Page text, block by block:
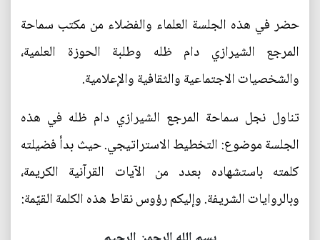
حضر في هذه الجلسة العلماء والفضلاء من مكتب سماحة
المرجع الشيرازي دام ظله وطلبة الحوزة العلمية،
والشخصيات الاجتماعية والثقافية والإعلامية.
تناول نجل سماحة المرجع الشيرازي دام ظله في هذه
الجلسة موضوع: التخطيط الاستراتيجي. حيث بدأ فضيلته
كلمته باستشهاده بعدد من الآيات القرآنية الكريمة،
وبالروايات الشريفة. وإليكم رؤوس نقاط هذه الكلمة القيّمة: